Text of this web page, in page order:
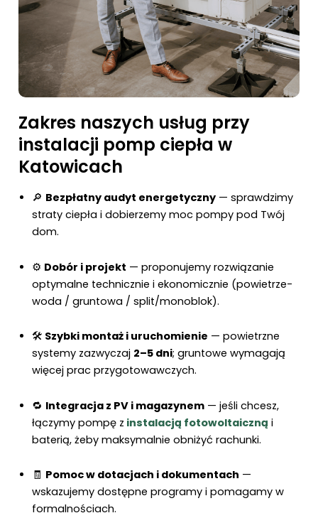
Zakres naszych usług przy
instalacji pomp ciepła w
Katowicach
🔎 Bezpłatny audyt energetyczny— sprawdzimy
straty ciepła i dobierzemy moc pompy pod Twój
dom.
⚙️ Dobór i projekt — proponujemy rozwiązanie
optymalne technicznie i ekonomicznie (powietrze-
woda / gruntowa / split/monoblok).
🛠️ Szybki montaż i uruchomienie — powietrzne
systemy zazwyczaj 2–5 dni; gruntowe wymagają
więcej prac przygotowawczych.
🔁 Integracja z PV i magazynem— jeśli chcesz,
łączymy pompę z instalacją fotowoltaiczną i
baterią, żeby maksymalnie obniżyć rachunki.
🧾 Pomoc w dotacjach i dokumentach —
wskazujemy dostępne programy i pomagamy w
formalnościach.